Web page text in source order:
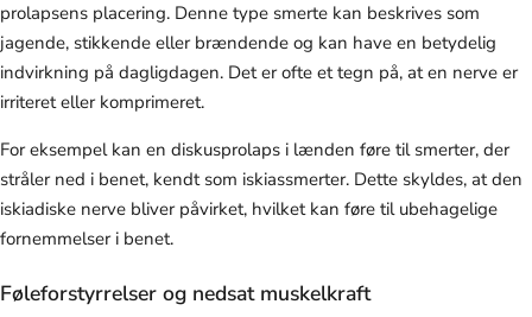
prolapsens placering. Denne type smerte kan beskrives som
jagende, stikkende eller brændende og kan have en betydelig
indvirkning på dagligdagen. Det er ofte et tegn på, at en nerve er
irriteret eller komprimeret.
For eksempel kan en diskusprolaps i lænden føre til smerter, der
stråler ned i benet, kendt som iskiassmerter. Dette skyldes, at den
iskiadiske nerve bliver påvirket, hvilket kan føre til ubehagelige
fornemmelser i benet.
Føleforstyrrelser og nedsat muskelkraft